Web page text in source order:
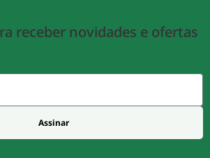
receber novidades e ofertas
Assinar